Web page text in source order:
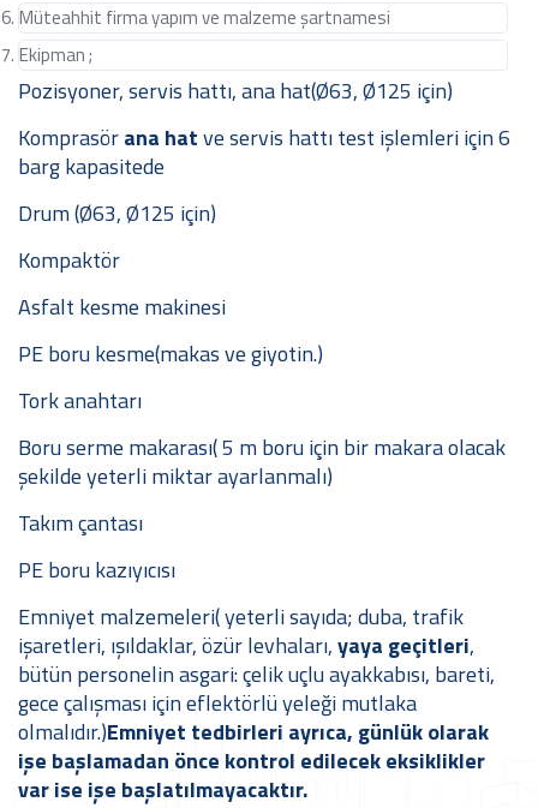
Müteahhit firma yapım ve malzeme şartnamesi
Ekipman ;
Pozisyoner, servis hattı, ana hat(Ø63, Ø125 için)
Komprasörana hatve servis hattı test işlemleri için 6
barg kapasitede
Drum (Ø63, Ø125 için)
Kompaktör
Asfalt kesme makinesi
PE boru kesme(makas ve giyotin.)
Tork anahtarı
Boru serme makarası( 5 m boru için bir makara olacak
şekilde yeterli miktar ayarlanmalı)
Takım çantası
PE boru kazıyıcısı
Emniyet malzemeleri( yeterli sayıda; duba, trafik
işaretleri, ışıldaklar, özür levhaları,yaya geçitleri,
bütün personelin asgari: çelik uçlu ayakkabısı, bareti,
gece çalışması için eflektörlü yeleği mutlaka
olmalıdır.)Emniyet tedbirleri ayrıca, günlük olarak
işe başlamadan önce kontrol edilecek eksiklikler
var ise işe başlatılmayacaktır.